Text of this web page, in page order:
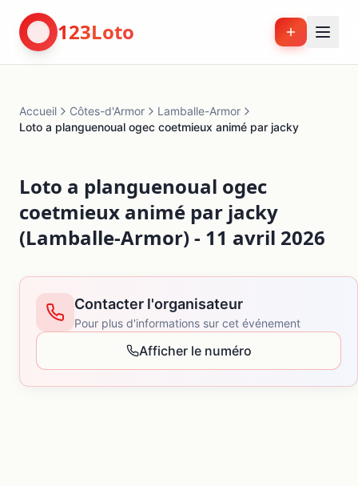
123Loto
Accueil Côtes-d'Armor
Lamballe-Armor
Loto a planguenoual ogec coetmieux animé par jacky
Loto a planguenoual ogec
coetmieux animé par jacky
(Lamballe-Armor) - 11 avril 2026
Contacter l'organisateur
Pour plus d'informations sur cet événement
Afficher le numéro